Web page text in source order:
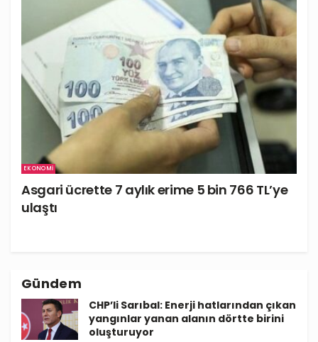
EKONOMI
Asgari ücrette 7 aylık erime 5 bin 766 TL’ye
ulaştı
Gündem
CHP’li Sarıbal: Enerji hatlarından çıkan
yangınlar yanan alanın dörtte birini
oluşturuyor